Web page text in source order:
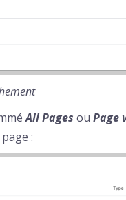
All Pages ou Page
: